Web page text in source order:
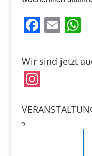
F
c
e
b
o
E
ai
l
W
p
Wir sind jetzt
In
a